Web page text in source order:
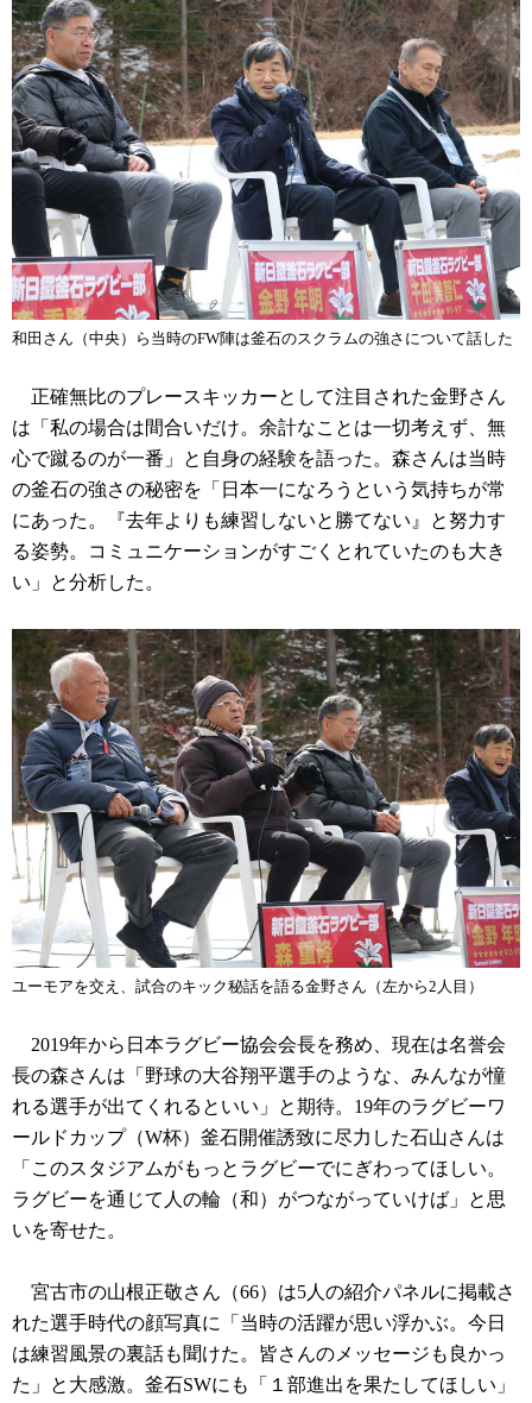
和田さん（中央）ら当時のFW陣は釜石のスクラムの強さについて話した
正確無比のプレースキッカーとして注目された金野さん
は「私の場合は間合いだけ。余計なことは一切考えず、無
心で蹴るのが一番」と自身の経験を語った。森さんは当時
の釜石の強さの秘密を「日本一になろうという気持ちが常
にあった。『去年よりも練習しないと勝てない』と努力す
る姿勢。コミュニケーションがすごくとれていたのも大き
い」と分析した。
ユーモアを交え、試合のキック秘話を語る金野さん（左から2人目）
2019年から日本ラグビー協会会長を務め、現在は名誉会
長の森さんは「野球の大谷翔平選手のような、みんなが憧
れる選手が出てくれるといい」と期待。19年のラグビーワ
ールドカップ（W杯）釜石開催誘致に尽力した石山さんは
「このスタジアムがもっとラグビーでにぎわってほしい。
ラグビーを通じて人の輪（和）がつながっていけば」と思
いを寄せた。
宮古市の山根正敬さん（66）は5人の紹介パネルに掲載さ
れた選手時代の顔写真に「当時の活躍が思い浮かぶ。今日
は練習風景の裏話も聞けた。皆さんのメッセージも良かっ
た」と大感激。釜石SWにも「１部進出を果たしてほしい」